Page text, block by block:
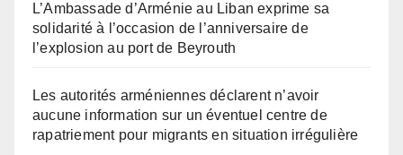
L’Ambassade d’Arménie au Liban exprime sa
solidarité à l’occasion de l’anniversaire de
l’explosion au port de Beyrouth
Les autorités arméniennes déclarent n’avoir
aucune information sur un éventuel centre de
rapatriement pour migrants en situation irrégulière